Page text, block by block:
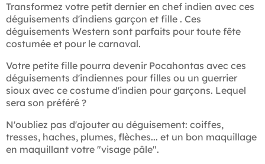
Transformez votre petit dernier en chef indien avec ces
déguisements d'indiens garçon et fille . Ces
déguisements Western sont parfaits pour toute fête
costumée et pour le carnaval.
Votre petite fille pourra devenir Pocahontas avec ces
déguisements d'indiennes pour filles ou un guerrier
sioux avec ce costume d'indien pour garçons. Lequel
sera son préféré ?
N'oubliez pas d'ajouter au déguisement: coiffes,
tresses, haches, plumes, flèches... et un bon maquillage
en maquillant votre "visage pâle".